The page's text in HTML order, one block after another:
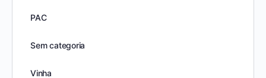
PAC
Sem categoria
Vinha